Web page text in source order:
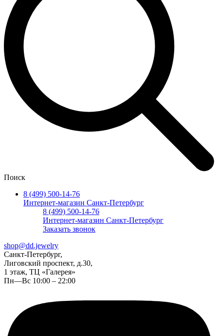
Поиск
8 (499) 500-14-76
Интернет-магазин Санкт-Петербург
8 (499) 500-14-76
Интернет-магазин Санкт-Петербург
Заказать звонок
shop@dd.jewelry
Санкт-Петербург,
Лиговский проспект, д.30,
1 этаж, ТЦ «Галерея»
Пн—Вс 10:00 – 22:00